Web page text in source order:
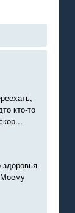
кто-то
Моему